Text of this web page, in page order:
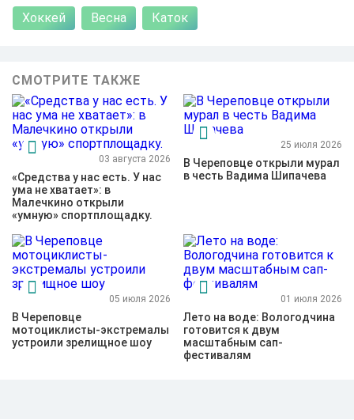
Хоккей Весна Каток
СМОТРИТЕ ТАКЖЕ
03 августа 2026
«Средства у нас есть. У нас
ума не хватает»: в
Малечкино открыли
«умную» спортплощадку.
25 июля 2026
В Череповце открыли мурал
в честь Вадима Шипачева
05 июля 2026
В Череповце
мотоциклисты-экстремалы
устроили зрелищное шоу
01 июля 2026
Лето на воде: Вологодчина
готовится к двум
масштабным сап-
фестивалям